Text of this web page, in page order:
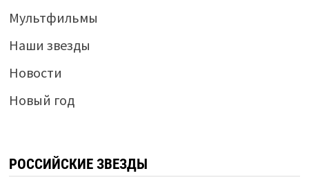
Мультфильмы
Наши звезды
Новости
Новый год
РОССИЙСКИЕ ЗВЕЗДЫ